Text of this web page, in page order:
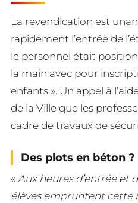
La revendication est
rapidement l’entrée de
le personnel était
la main avec pour
enfants ». Un appel à
de la Ville que les
cadre de travaux de
Des plots en béton ?
« Aux heures d’entrée et
élèves empruntent cette